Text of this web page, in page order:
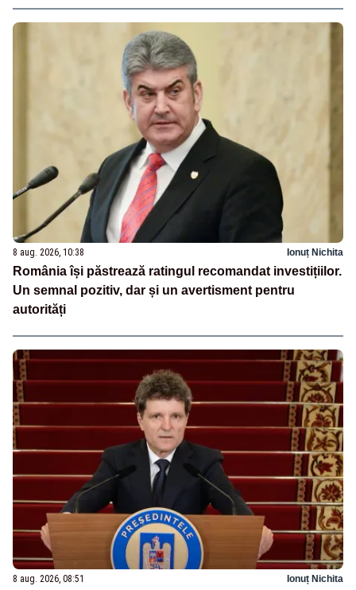
8 aug. 2026, 10:38 Ionuț Nichita
România își păstrează ratingul recomandat investițiilor.
Un semnal pozitiv, dar și un avertisment pentru
autorități
8 aug. 2026, 08:51 Ionuț Nichita